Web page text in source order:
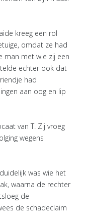
kreeg een rol
omdat ze had
man met wie zij een
echter ook dat
had
aan oog en lip
van T. Zij vroeg
wegens
was wie het
waarna de rechter
de
de schadeclaim